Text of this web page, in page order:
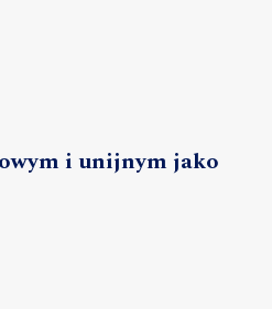
i unijnym jako